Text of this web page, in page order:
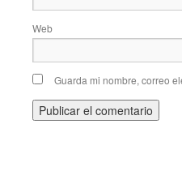
Web
Guarda mi nombre, correo